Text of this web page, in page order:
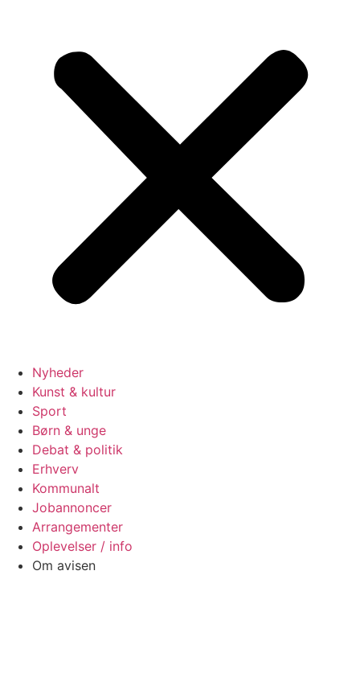
Nyheder
Kunst & kultur
Sport
Børn & unge
Debat & politik
Erhverv
Kommunalt
Jobannoncer
Arrangementer
Oplevelser / info
Om avisen